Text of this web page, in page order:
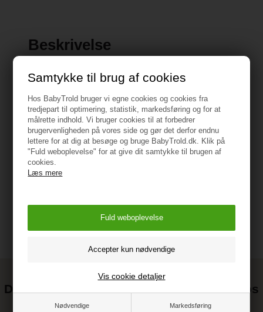
Samtykke til brug af cookies
Hos BabyTrold bruger vi egne cookies og cookies fra
tredjepart til optimering, statistik, markedsføring og for at
målrette indhold. Vi bruger cookies til at forbedrer
brugervenligheden på vores side og gør det derfor endnu
lettere for at dig at besøge og bruge BabyTrold.dk. Klik på
"Fuld weboplevelse" for at give dit samtykke til brugen af
cookies.
Læs mere
Nødvendige Markedsføring
Vis cookie detaljer
Beskrivelse
Specifikationer
Vejledning
Det kan blive endnu billigere at handle hos